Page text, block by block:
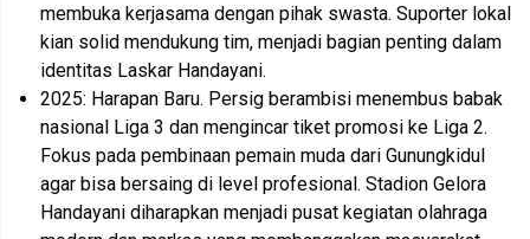
membuka kerjasama dengan pihak swasta. Suporter lokal
kian solid mendukung tim, menjadi bagian penting dalam
identitas Laskar Handayani.
2025: Harapan Baru. Persig berambisi menembus babak
nasional Liga 3 dan mengincar tiket promosi ke Liga 2.
Fokus pada pembinaan pemain muda dari Gunungkidul
agar bisa bersaing di level profesional. Stadion Gelora
Handayani diharapkan menjadi pusat kegiatan olahraga